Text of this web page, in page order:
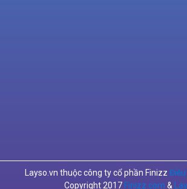
Layso.vn thuộc công ty cổ phần Finizz Điều
Copyright 2017 Finizz.com &